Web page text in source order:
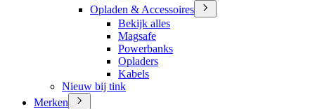
Opladen & Accessoires
Bekijk alles
Magsafe
Powerbanks
Opladers
Kabels
Nieuw bij tink
Merken